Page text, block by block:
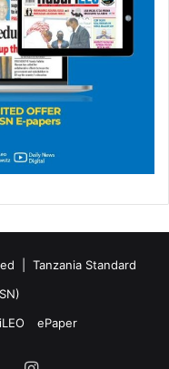
| Tanzania Standard
ePaper